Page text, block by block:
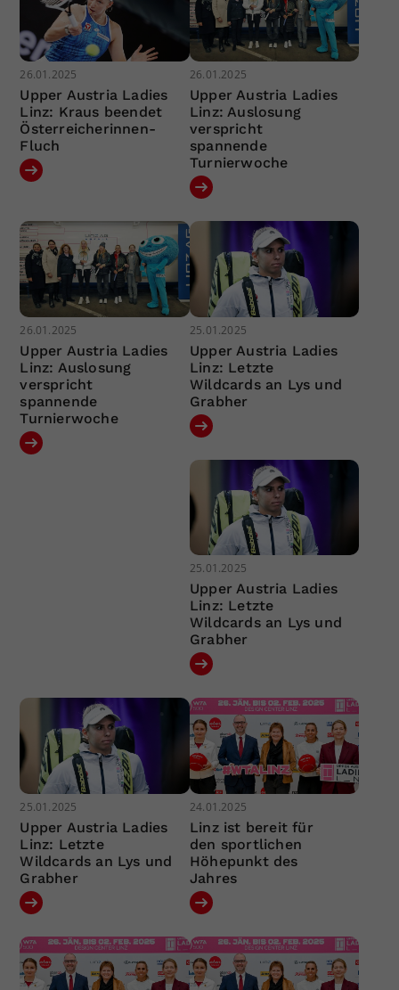
26.01.2025
Upper Austria Ladies
Linz: Kraus beendet
Österreicherinnen-
Fluch
26.01.2025
Upper Austria Ladies
Linz: Auslosung
verspricht
spannende
Turnierwoche
26.01.2025
Upper Austria Ladies
Linz: Auslosung
verspricht
spannende
Turnierwoche
25.01.2025
Upper Austria Ladies
Linz: Letzte
Wildcards an Lys und
Grabher
25.01.2025
Upper Austria Ladies
Linz: Letzte
Wildcards an Lys und
Grabher
25.01.2025
Upper Austria Ladies
Linz: Letzte
Wildcards an Lys und
Grabher
24.01.2025
Linz ist bereit für
den sportlichen
Höhepunkt des
Jahres